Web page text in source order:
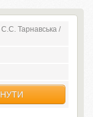
Тарнавська /